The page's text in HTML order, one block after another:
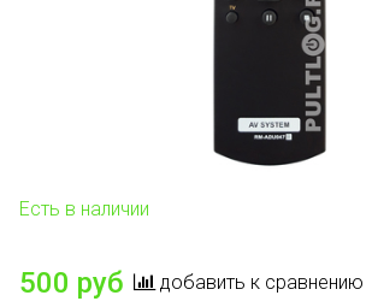
Есть в наличии
500 руб добавить к сравнению